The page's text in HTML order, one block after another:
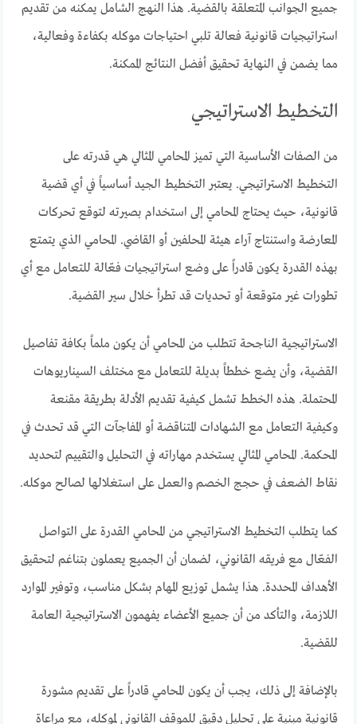
جميع الجوانب المتعلقة بالقضية. هذا النهج الشامل يمكنه من تقديم
استراتيجيات قانونية فعالة تلبي احتياجات موكله بكفاءة وفعالية،
مما يضمن في النهاية تحقيق أفضل النتائج الممكنة.
التخطيط الاستراتيجي
من الصفات الأساسية التي تميز المحامي المثالي هي قدرته على
التخطيط الاستراتيجي. يعتبر التخطيط الجيد أساسياً في أي قضية
قانونية، حيث يحتاج المحامي إلى استخدام بصيرته لتوقع تحركات
المعارضة واستنتاج آراء هيئة المحلفين أو القاضي. المحامي الذي يتمتع
بهذه القدرة يكون قادراً على وضع استراتيجيات فعّالة للتعامل مع أي
تطورات غير متوقعة أو تحديات قد تطرأ خلال سير القضية.
الاستراتيجية الناجحة تتطلب من المحامي أن يكون ملماً بكافة تفاصيل
القضية، وأن يضع خططاً بديلة للتعامل مع مختلف السيناريوهات
المحتملة. هذه الخطط تشمل كيفية تقديم الأدلة بطريقة مقنعة
وكيفية التعامل مع الشهادات المتناقضة أو المفاجآت التي قد تحدث في
المحكمة. المحامي المثالي يستخدم مهاراته في التحليل والتقييم لتحديد
نقاط الضعف في حجج الخصم والعمل على استغلالها لصالح موكله.
كما يتطلب التخطيط الاستراتيجي من المحامي القدرة على التواصل
الفعّال مع فريقه القانوني، لضمان أن الجميع يعملون بتناغم لتحقيق
الأهداف المحددة. هذا يشمل توزيع المهام بشكل مناسب، وتوفير الموارد
اللازمة، والتأكد من أن جميع الأعضاء يفهمون الاستراتيجية العامة
للقضية.
بالإضافة إلى ذلك، يجب أن يكون المحامي قادراً على تقديم مشورة
قانونية مبنية على تحليل دقيق للموقف القانوني لموكله، مع مراعاة